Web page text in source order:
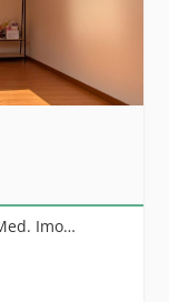
VAGRÃO RIO TINTO - Soc. Med. Imobiliária, Lda.